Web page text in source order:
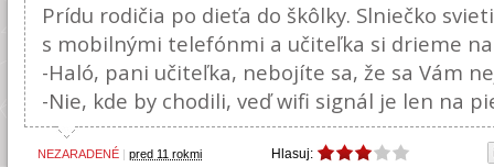
Prídu rodičia po dieťa do škôlky. Slniečko
s mobilnými telefónmi a učiteľka si drieme
-Haló, pani učiteľka, nebojíte sa, že sa Vám
-Nie, kde by chodili, veď wifi signál je len na
NEZARADENÉ | pred 11 rokmi Hlasuj: